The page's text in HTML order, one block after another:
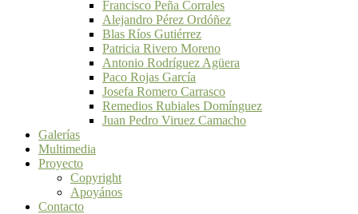
Francisco Peña Corrales
Alejandro Pérez Ordóñez
Blas Ríos Gutiérrez
Patricia Rivero Moreno
Antonio Rodríguez Agüera
Paco Rojas García
Josefa Romero Carrasco
Remedios Rubiales Domínguez
Juan Pedro Viruez Camacho
Galerías
Multimedia
Proyecto
Copyright
Apoyános
Contacto